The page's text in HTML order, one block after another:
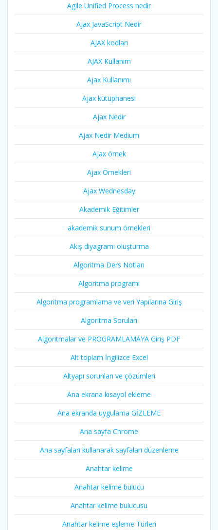
Agile Unified Process nedir
Ajax JavaScript Nedir
AJAX kodları
AJAX Kullanım
Ajax Kullanımı
Ajax kütüphanesi
Ajax Nedir
Ajax Nedir Medium
Ajax örnek
Ajax Örnekleri
Ajax Wednesday
Akademik Eğitimler
akademik sunum örnekleri
Akış diyagramı oluşturma
Algoritma Ders Notları
Algoritma programı
Algoritma programlama ve veri Yapılarına Giriş
Algoritma Soruları
Algoritmalar ve PROGRAMLAMAYA Giriş PDF
Alt toplam İngilizce Excel
Altyapı sorunları ve çözümleri
Ana ekrana kısayol ekleme
Ana ekranda uygulama GİZLEME
Ana sayfa Chrome
Ana sayfaları kullanarak sayfaları düzenleme
Anahtar kelime
Anahtar kelime bulucu
Anahtar kelime bulucusu
Anahtar kelime eşleme Türleri